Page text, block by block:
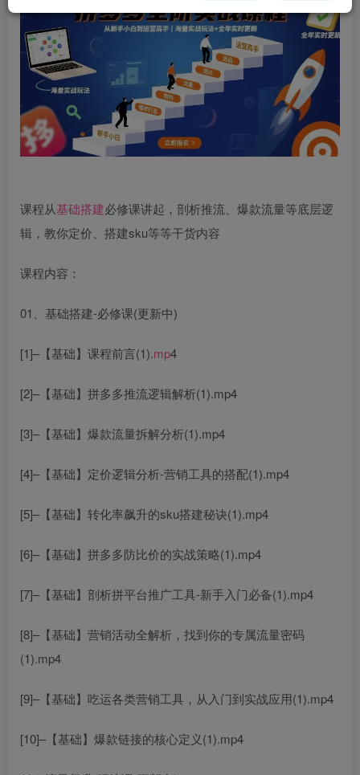
​课程从基础搭建必修课讲起，剖析推流、爆款流量等底层逻
辑，教你定价、搭建sku等等干货内容
课程内容：
01、基础搭建-必修课(更新中)
[1]–【基础】课程前言(1).mp4
[2]–【基础】拼多多推流逻辑解析(1).mp4
[3]–【基础】爆款流量拆解分析(1).mp4
[4]–【基础】定价逻辑分析-营销工具的搭配(1).mp4
[5]–【基础】转化率飙升的sku搭建秘诀(1).mp4
[6]–【基础】拼多多防比价的实战策略(1).mp4
[7]–【基础】剖析拼平台推广工具-新手入门必备(1).mp4
[8]–【基础】营销活动全解析，找到你的专属流量密码
(1).mp4
[9]–【基础】吃运各类营销工具，从入门到实战应用(1).mp4
[10]–【基础】爆款链接的核心定义(1).mp4